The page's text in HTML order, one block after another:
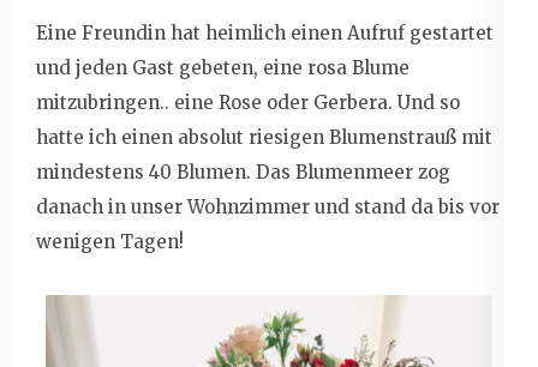
Eine Freundin hat heimlich einen Aufruf gestartet
und jeden Gast gebeten, eine rosa Blume
mitzubringen.. eine Rose oder Gerbera. Und so
hatte ich einen absolut riesigen Blumenstrauß mit
mindestens 40 Blumen. Das Blumenmeer zog
danach in unser Wohnzimmer und stand da bis vor
wenigen Tagen!